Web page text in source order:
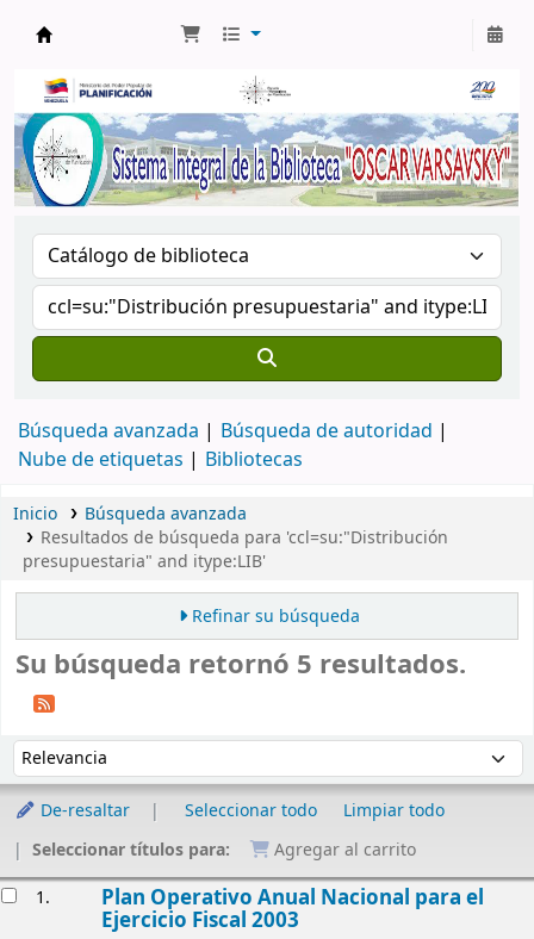
Búsqueda avanzada
Búsqueda de autoridad
Nube de etiquetas
Bibliotecas
Inicio
Búsqueda avanzada
Resultados de búsqueda para 'ccl=su:"Distribución
presupuestaria" and itype:LIB'
Refinar su búsqueda
Su búsqueda retornó 5 resultados.
Ordenar por:
De-resaltar Seleccionar todo
Limpiar todo
Seleccionar títulos para:
Agregar al carrito
1. Plan Operativo Anual Nacional para el
Ejercicio Fiscal 2003